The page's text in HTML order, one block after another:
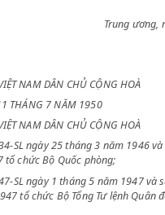
VIỆT NAM DÂN CHỦ CỘNG HOÀ
11 THÁNG 7 NĂM 1950
NAM DÂN CHỦ CỘNG HOÀ
34-SL ngày 25 tháng 3 năm
tổ chức Bộ Quốc phòng;